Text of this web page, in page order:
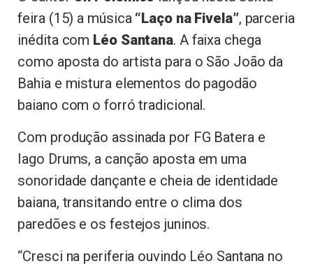
feira (15) a música “Laço na Fivela”, parceria
inédita com Léo Santana. A faixa chega
como aposta do artista para o São João da
Bahia e mistura elementos do pagodão
baiano com o forró tradicional.
Com produção assinada por FG Batera e
Iago Drums, a canção aposta em uma
sonoridade dançante e cheia de identidade
baiana, transitando entre o clima dos
paredões e os festejos juninos.
“Cresci na periferia ouvindo Léo Santana no